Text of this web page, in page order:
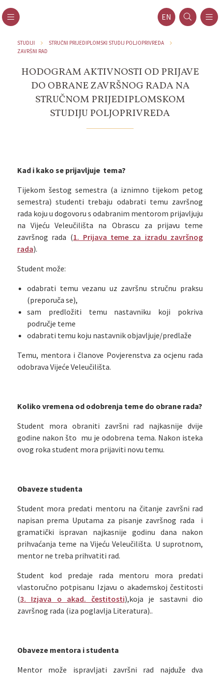
EN
STUDIJI
STRUČNI PRIJEDIPLOMSKI STUDIJ POLJOPRIVREDA
ZAVRŠNI RAD
HODOGRAM AKTIVNOSTI OD PRIJAVE
DO OBRANE ZAVRŠNOG RADA NA
STRUČNOM PRIJEDIPLOMSKOM
STUDIJU POLJOPRIVREDA
Kad i kako se prijavljuje tema?
Tijekom šestog semestra (a iznimno tijekom petog
semestra) studenti trebaju odabrati temu završnog
rada koju u dogovoru s odabranim mentorom prijavljuju
na Vijeću Veleučilišta na Obrascu za prijavu teme
završnog rada (1. Prijava teme za izradu završnog
rada).
Student može:
odabrati temu vezanu uz završnu stručnu praksu
(preporuča se),
sam predložiti temu nastavniku koji pokriva
područje teme
odabrati temu koju nastavnik objavljuje/predlaže
Temu, mentora i članove Povjerenstva za ocjenu rada
odobrava Vijeće Veleučilišta.
Koliko vremena od odobrenja teme do obrane rada?
Student mora obraniti završni rad najkasnije dvije
godine nakon što mu je odobrena tema. Nakon isteka
ovog roka student mora prijaviti novu temu.
Obaveze studenta
Student mora predati mentoru na čitanje završni rad
napisan prema Uputama za pisanje završnog rada i
gramatički ispravan najkasnije godinu dana nakon
prihvaćanja teme na Vijeću Veleučilišta. U suprotnom,
mentor ne treba prihvatiti rad.
Student kod predaje rada mentoru mora predati
vlastoručno potpisanu Izjavu o akademskoj čestitosti
(3. Izjava o akad. čestitosti),koja je sastavni dio
završnog rada (iza poglavlja Literatura)..
Obaveze mentora i studenta
Mentor može ispravljati završni rad najduže dva